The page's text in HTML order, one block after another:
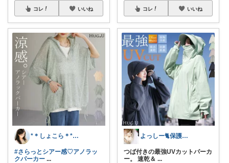
コレ いいね
*＊しょこら＊*朝コレ
#さらっとシアー感♡アノラッ
クパーカー ...
コレ いいね
よっしー🐈保護猫暮らし
つば付きの最強UVカットパーカ
ー。 速乾＆ ...